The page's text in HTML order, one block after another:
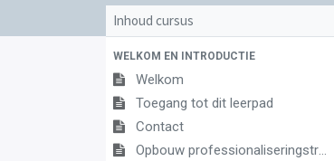
Inhoud cursus
WELKOM EN INTRODUCTIE
Welkom
Toegang tot dit leerpad
Contact
Opbouw professionaliseringstraject